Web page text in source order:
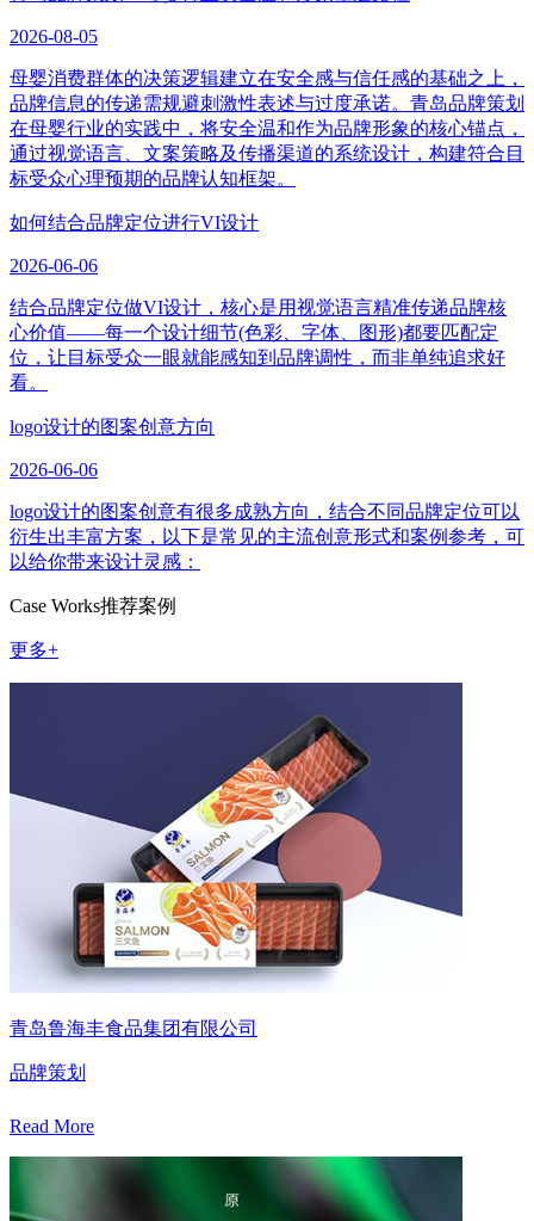
2026-08-05
母婴消费群体的决策逻辑建立在安全感与信任感的基础之上，
品牌信息的传递需规避刺激性表述与过度承诺。青岛品牌策划
在母婴行业的实践中，将安全温和作为品牌形象的核心锚点，
通过视觉语言、文案策略及传播渠道的系统设计，构建符合目
标受众心理预期的品牌认知框架。
如何结合品牌定位进行VI设计
2026-06-06
结合品牌定位做VI设计，核心是用视觉语言精准传递品牌核
心价值——每一个设计细节(色彩、字体、图形)都要匹配定
位，让目标受众一眼就能感知到品牌调性，而非单纯追求好
看。
logo设计的图案创意方向
2026-06-06
logo设计的图案创意有很多成熟方向，结合不同品牌定位可以
衍生出丰富方案，以下是常见的主流创意形式和案例参考，可
以给你带来设计灵感：
Case Works推荐案例
更多+
青岛鲁海丰食品集团有限公司
品牌策划
Read More